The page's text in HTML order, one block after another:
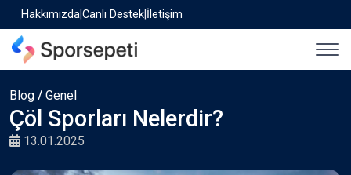
HakkımızdaCanlı Destek İletişim
Blog / Genel
Çöl Sporları Nelerdir?
13.01.2025